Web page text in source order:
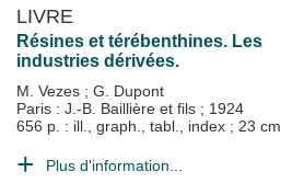
LIVRE
Résines et térébenthines. Les
industries dérivées.
M. Vezes ; G. Dupont
Paris : J.-B. Baillière et fils ; 1924
656 p. : ill., graph., tabl., index ; 23 cm
Plus d'information...